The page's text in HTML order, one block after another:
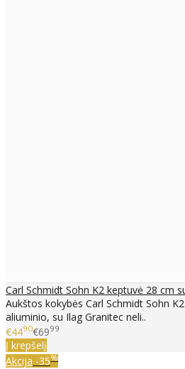
Carl Schmidt Sohn K2 keptuvė 28 cm
Aukštos kokybės Carl Schmidt Sohn
aliuminio, su Ilag Granitec neli..
€4490€6999
Į krepšelį
Akcija -35%